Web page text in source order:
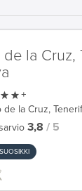
la Cruz,
+
de la Cruz,
3,8/ 5